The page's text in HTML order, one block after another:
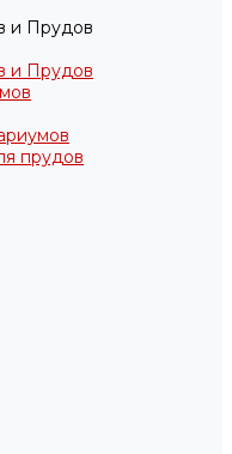
и Прудов
и Прудов
прудов